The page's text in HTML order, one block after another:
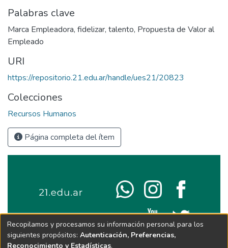
Palabras clave
Marca Empleadora, fidelizar, talento, Propuesta de Valor al
Empleado
URI
https://repositorio.21.edu.ar/handle/ues21/20823
Colecciones
Recursos Humanos
Página completa del ítem
Recopilamos y procesamos su información personal para los
siguientes propósitos: Autenticación, Preferencias,
Reconocimiento y Estadísticas.